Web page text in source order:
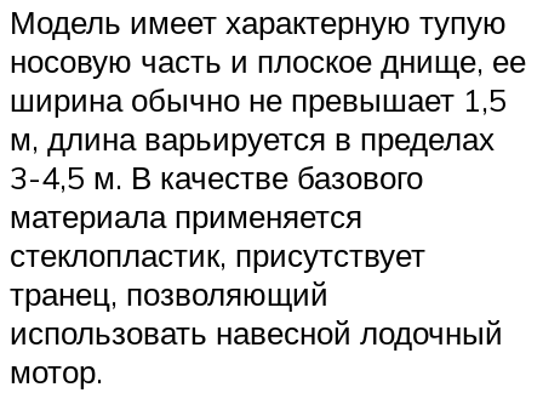
Модель имеет характерную тупую
носовую часть и плоское днище, ее
ширина обычно не превышает 1,5
м, длина варьируется в пределах
3-4,5 м. В качестве базового
материала применяется
стеклопластик, присутствует
транец, позволяющий
использовать навесной лодочный
мотор.